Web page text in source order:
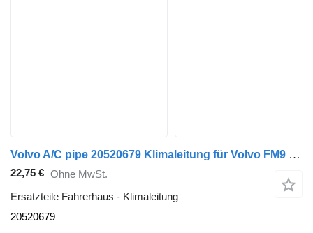
Volvo A/C pipe 20520679 Klimaleitung für Volvo FM9 Sattelzugmaschine
22,75 € Ohne MwSt.
Ersatzteile Fahrerhaus - Klimaleitung
20520679